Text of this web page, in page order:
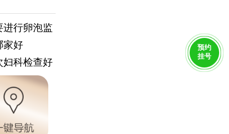
进行卵泡监
家好
妇科检查好
预约
挂号